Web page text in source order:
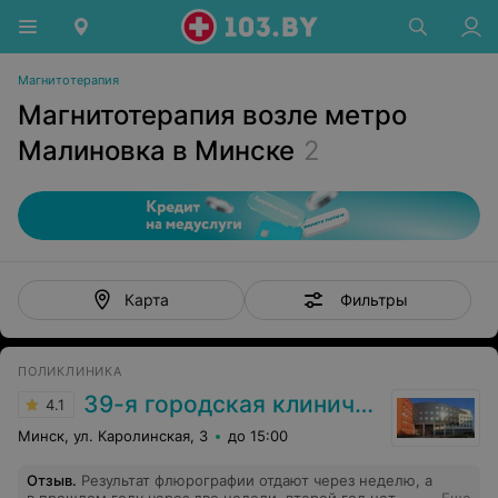
Магнитотерапия
Магнитотерапия возле метро
Малиновка в Минске 2
Карта Фильтры
ПОЛИКЛИНИКА
4.1 39-я городская клиническая поликлиника
Минск, ул. Каролинская, 3 до 15:00
Отзыв. Результат флюрографии отдают через неделю, а